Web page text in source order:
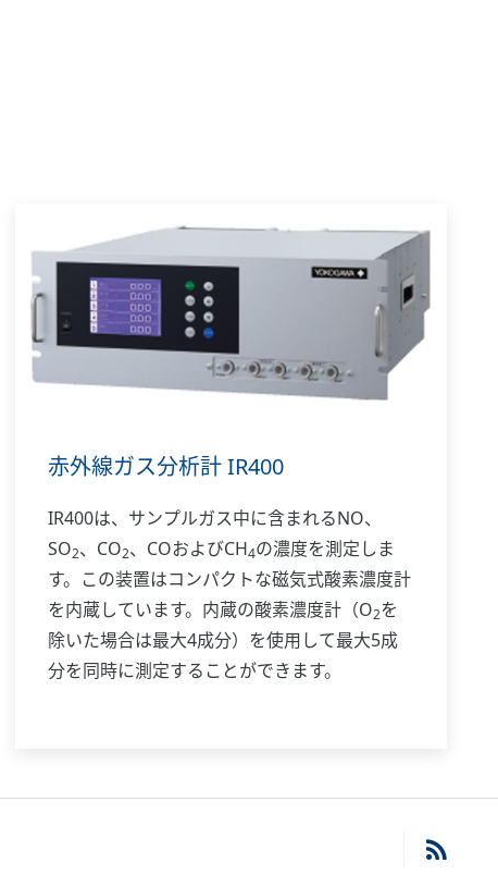
赤外線ガス分析計 IR400
IR400は、サンプルガス中に含まれるNO、
SO2、CO2、COおよびCH4の濃度を測定しま
す。この装置はコンパクトな磁気式酸素濃度計
を内蔵しています。内蔵の酸素濃度計（O2を
除いた場合は最大4成分）を使用して最大5成
分を同時に測定することができます。